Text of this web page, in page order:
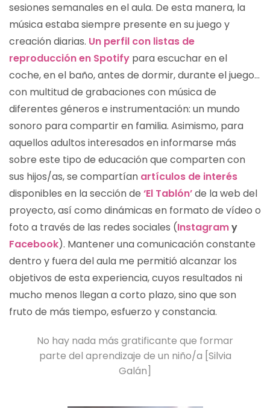
sesiones semanales en el aula. De esta manera, la
música estaba siempre presente en su juego y
creación diarias. Un perfil con listas de
reproducción en Spotify para escuchar en el
coche, en el baño, antes de dormir, durante el juego…
con multitud de grabaciones con música de
diferentes géneros e instrumentación: un mundo
sonoro para compartir en familia. Asimismo, para
aquellos adultos interesados en informarse más
sobre este tipo de educación que comparten con
sus hijos/as, se compartían artículos de interés
disponibles en la sección de ‘El Tablón’de la web del
proyecto, así como dinámicas en formato de vídeo o
foto a través de las redes sociales (Instagramy
Facebook). Mantener una comunicación constante
dentro y fuera del aula me permitió alcanzar los
objetivos de esta experiencia, cuyos resultados ni
mucho menos llegan a corto plazo, sino que son
fruto de más tiempo, esfuerzo y constancia.
No hay nada más gratificante que formar
parte del aprendizaje de un niño/a [Silvia
Galán]